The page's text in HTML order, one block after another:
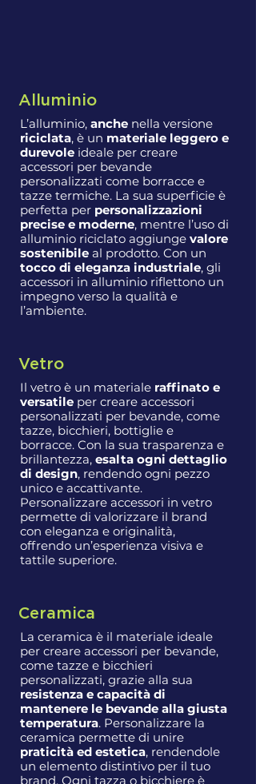
Alluminio
L’alluminio, anche nella versione
riciclata, è un materiale leggero e
durevole ideale per creare
accessori per bevande
personalizzati come borracce e
tazze termiche. La sua superficie è
perfetta per personalizzazioni
precise e moderne, mentre l’uso di
alluminio riciclato aggiunge valore
sostenibile al prodotto. Con un
tocco di eleganza industriale, gli
accessori in alluminio riflettono un
impegno verso la qualità e
l’ambiente.
Vetro
Il vetro è un materiale raffinato e
versatile per creare accessori
personalizzati per bevande, come
tazze, bicchieri, bottiglie e
borracce. Con la sua trasparenza e
brillantezza, esalta ogni dettaglio
di design, rendendo ogni pezzo
unico e accattivante.
Personalizzare accessori in vetro
permette di valorizzare il brand
con eleganza e originalità,
offrendo un’esperienza visiva e
tattile superiore.
Ceramica
La ceramica è il materiale ideale
per creare accessori per bevande,
come tazze e bicchieri
personalizzati, grazie alla sua
resistenza e capacità di
mantenere le bevande alla giusta
temperatura. Personalizzare la
ceramica permette di unire
praticità ed estetica, rendendole
un elemento distintivo per il tuo
brand. Ogni tazza o bicchiere è